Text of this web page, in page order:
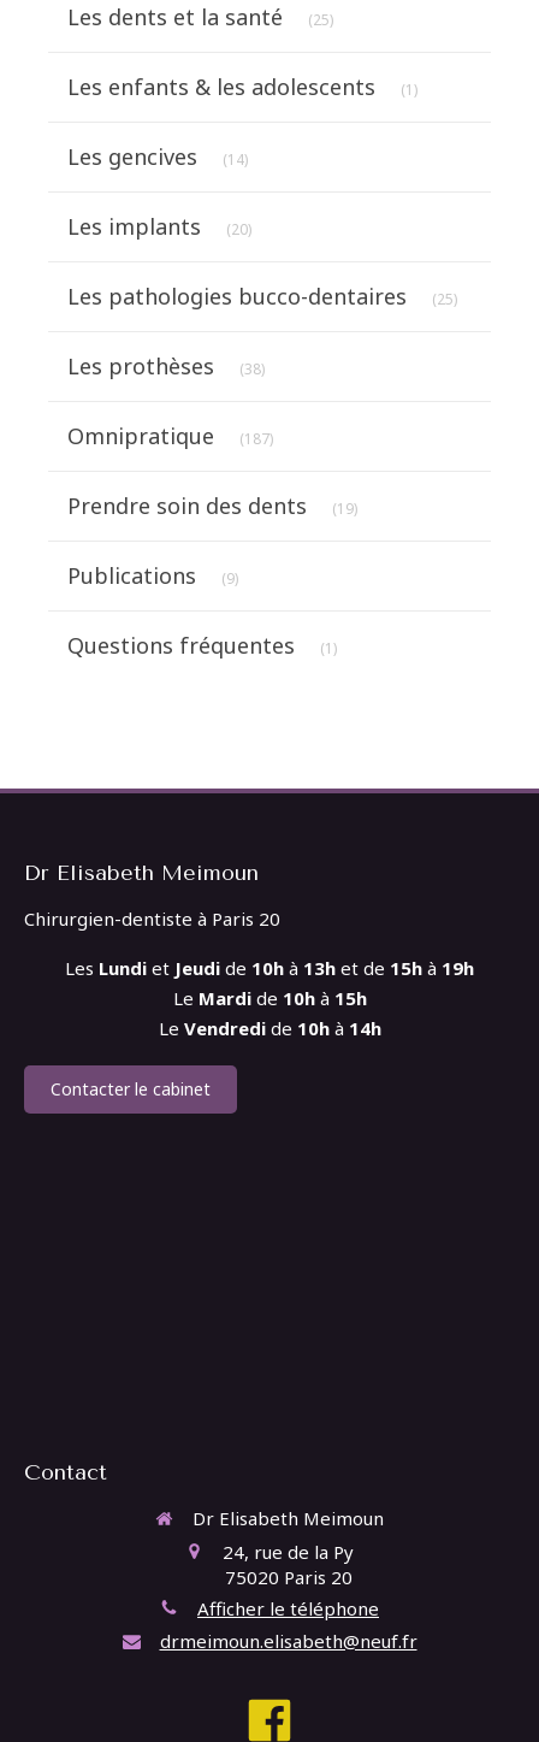
Les dents et la santé (25)
Les enfants & les adolescents (1)
Les gencives (14)
Les implants (20)
Les pathologies bucco-dentaires (25)
Les prothèses (38)
Omnipratique (187)
Prendre soin des dents (19)
Publications (9)
Questions fréquentes (1)
Dr Elisabeth Meimoun
Chirurgien-dentiste à Paris 20
Les Lundi et Jeudi de 10h à 13h et de 15h à 19h
Le Mardide 10hà 15h
Le Vendredide 10hà 14h
Contacter le cabinet
Contact
Dr Elisabeth Meimoun
24, rue de la Py
75020 Paris 20
Afficher le téléphone
drmeimoun.elisabeth@neuf.fr